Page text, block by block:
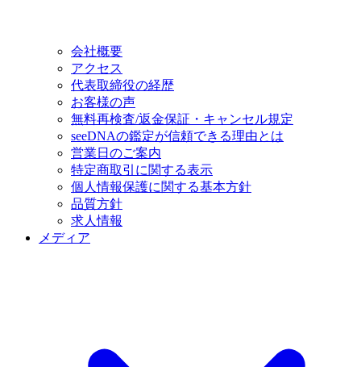
会社概要
アクセス
代表取締役の経歴
お客様の声
無料再検査/返金保証・キャンセル規定
seeDNAの鑑定が信頼できる理由とは
営業日のご案内
特定商取引に関する表示
個人情報保護に関する基本方針
品質方針
求人情報
メディア